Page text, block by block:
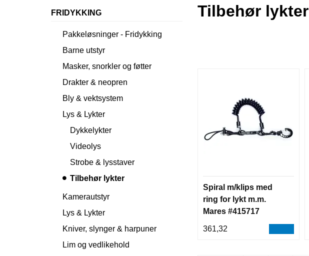
FRIDYKKING
Pakkeløsninger - Fridykking
Barne utstyr
Masker, snorkler og føtter
Drakter & neopren
Bly & vektsystem
Lys & Lykter
Dykkelykter
Videolys
Strobe & lysstaver
Tilbehør lykter
Kamerautstyr
Lys & Lykter
Kniver, slynger & harpuner
Lim og vedlikehold
Tilbehør lykter
Spiral m/klips med
ring for lykt m.m.
Mares #415717
361,32